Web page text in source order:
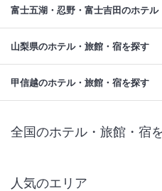
富士五湖・忍野・富士吉田のホテル
山梨県のホテル・旅館・宿を探す
甲信越のホテル・旅館・宿を探す
全国のホテル・旅館・宿
人気のエリア